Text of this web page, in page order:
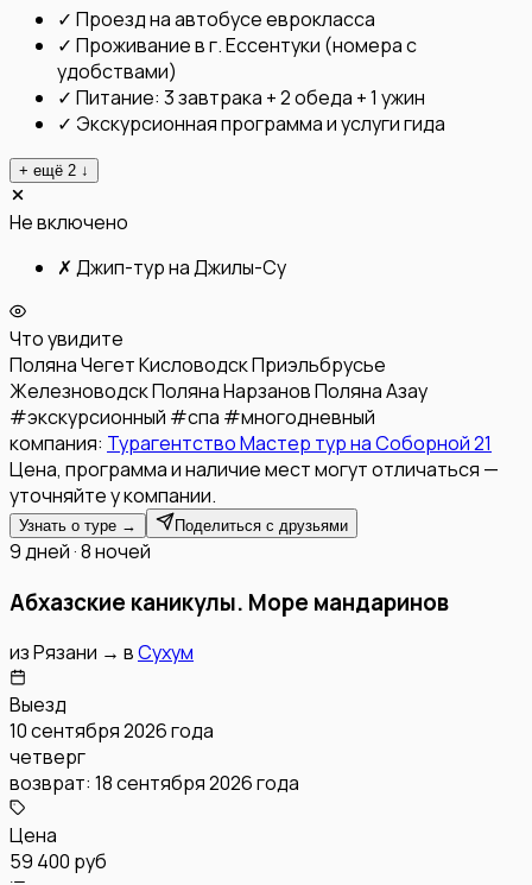
✓ Проезд на автобусе еврокласса
✓ Проживание в г. Ессентуки (номера с
удобствами)
✓ Питание: 3 завтрака + 2 обеда + 1 ужин
✓ Экскурсионная программа и услуги гида
+ ещё 2 ↓
Не включено
✗ Джип-тур на Джилы-Су
Что увидите
Поляна ЧегетКисловодскПриэльбрусье
ЖелезноводскПоляна НарзановПоляна Азау
#экскурсионный #спа #многодневный
компания: Турагентство Мастер тур на Соборной 21
Цена, программа и наличие мест могут отличаться —
уточняйте у компании.
Узнать о туре → Поделиться с друзьями
9 дней · 8 ночей
Абхазские каникулы. Море мандаринов
изРязани → вСухум
Выезд
10 сентября 2026 года
четверг
возврат: 18 сентября 2026 года
Цена
59 400 руб